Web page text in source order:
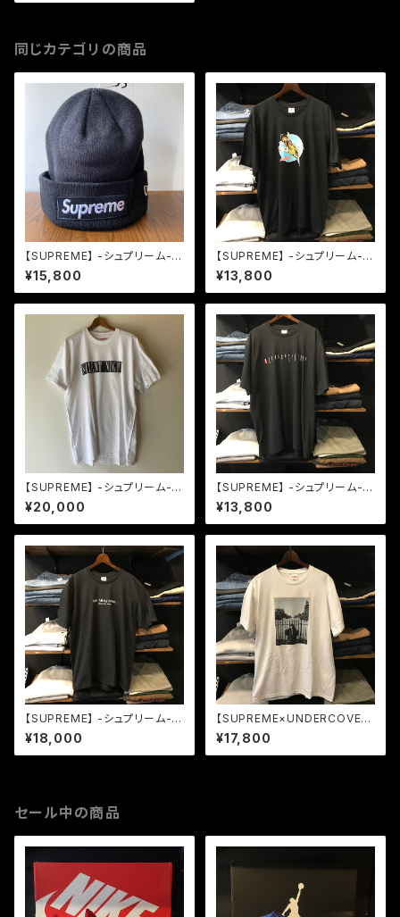
同じカテゴリの商品
【SUPREME】 -シュプリーム-N
EW ERA 21AW BOX LOGO B
EANIE BLACK
¥15,800
【SUPREME】 -シュプリーム- J
etTEE BLACK
¥13,800
【SUPREME】 -シュプリーム-A
W14 SILENT NIGHT TEE W
HITE
¥20,000
【SUPREME】 -シュプリーム- L
ocation TEE BLACK
¥13,800
【SUPREME】 -シュプリーム- S
till Talking TEE BLACK
¥18,000
【SUPREME×UNDERCOVER】
-シュプリームアンダーカバー-1
8SS-Public Enemy White H
ouse TEE WHITE
¥17,800
セール中の商品